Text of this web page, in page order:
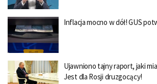
Inflacja mocno w dół! GUS
Ujawniono tajny raport, jaki
Jest dla Rosji druzgocący!